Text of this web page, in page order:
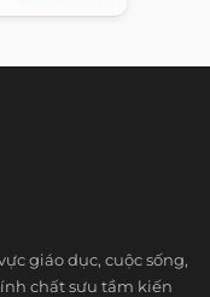
giáo dục, cuộc sống,
chất sưu tầm kiến